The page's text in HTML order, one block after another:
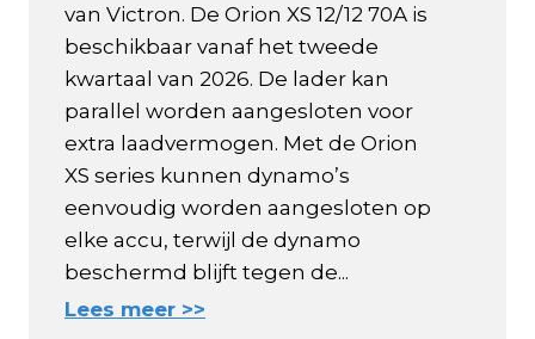
van Victron. De Orion XS 12/12 70A is
beschikbaar vanaf het tweede
kwartaal van 2026. De lader kan
parallel worden aangesloten voor
extra laadvermogen. Met de Orion
XS series kunnen dynamo’s
eenvoudig worden aangesloten op
elke accu, terwijl de dynamo
beschermd blijft tegen de...
Lees meer >>